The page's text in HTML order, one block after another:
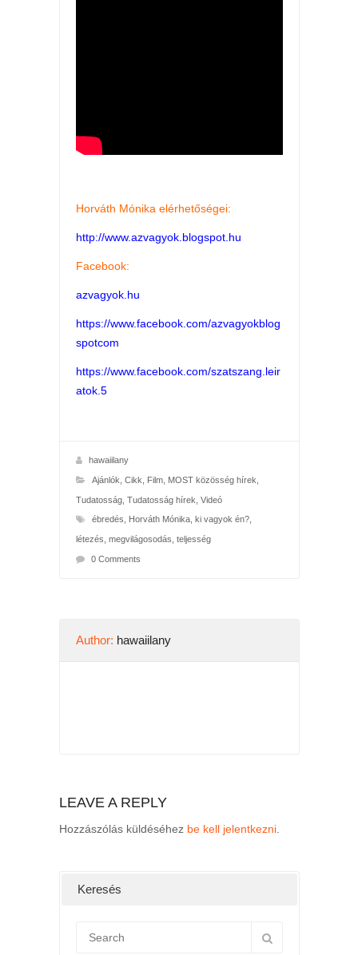
Horváth Mónika elérhetőségei:
http://www.azvagyok.blogspot.hu
Facebook:
azvagyok.hu
https://www.facebook.com/azvagyokblog
spotcom
https://www.facebook.com/szatszang.leir
atok.5
hawaiilany
Ajánlók Cikk Film, MOST közösség hírek
Tudatosság, Tudatosság hírek Videó
ébredés
Horváth Mónika, ki vagyok én?,
létezés megvilágosodás teljesség
0 Comments
Author: hawaiilany
LEAVE A REPLY
Hozzászólás küldéséhez be kell jelentkezni.
Keresés